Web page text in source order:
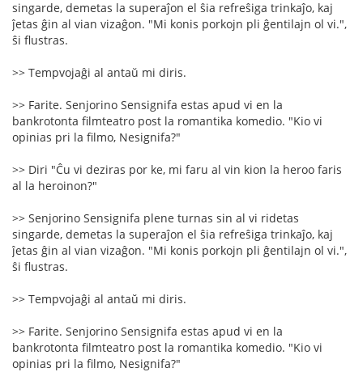
singarde, demetas la superaĵon el ŝia refreŝiga trinkaĵo, kaj
ĵetas ĝin al vian vizaĝon. "Mi konis porkojn pli ĝentilajn ol vi.",
ŝi flustras.
>> Tempvojaĝi al antaŭ mi diris.
>> Farite. Senjorino Sensignifa estas apud vi en la
bankrotonta filmteatro post la romantika komedio. "Kio vi
opinias pri la filmo, Nesignifa?"
>> Diri "Ĉu vi deziras por ke, mi faru al vin kion la heroo faris
al la heroinon?"
>> Senjorino Sensignifa plene turnas sin al vi ridetas
singarde, demetas la superaĵon el ŝia refreŝiga trinkaĵo, kaj
ĵetas ĝin al vian vizaĝon. "Mi konis porkojn pli ĝentilajn ol vi.",
ŝi flustras.
>> Tempvojaĝi al antaŭ mi diris.
>> Farite. Senjorino Sensignifa estas apud vi en la
bankrotonta filmteatro post la romantika komedio. "Kio vi
opinias pri la filmo, Nesignifa?"